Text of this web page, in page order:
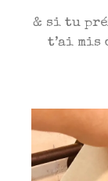
& si tu
t’ai mis